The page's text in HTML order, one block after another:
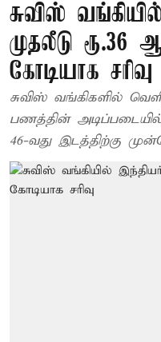
சுவிஸ்
முதலீடு ரூ.36
கோடியாக சரிவு
சுவிஸ் வங்கிகளில்
பணத்தின்
46-வது இடத்திற்கு